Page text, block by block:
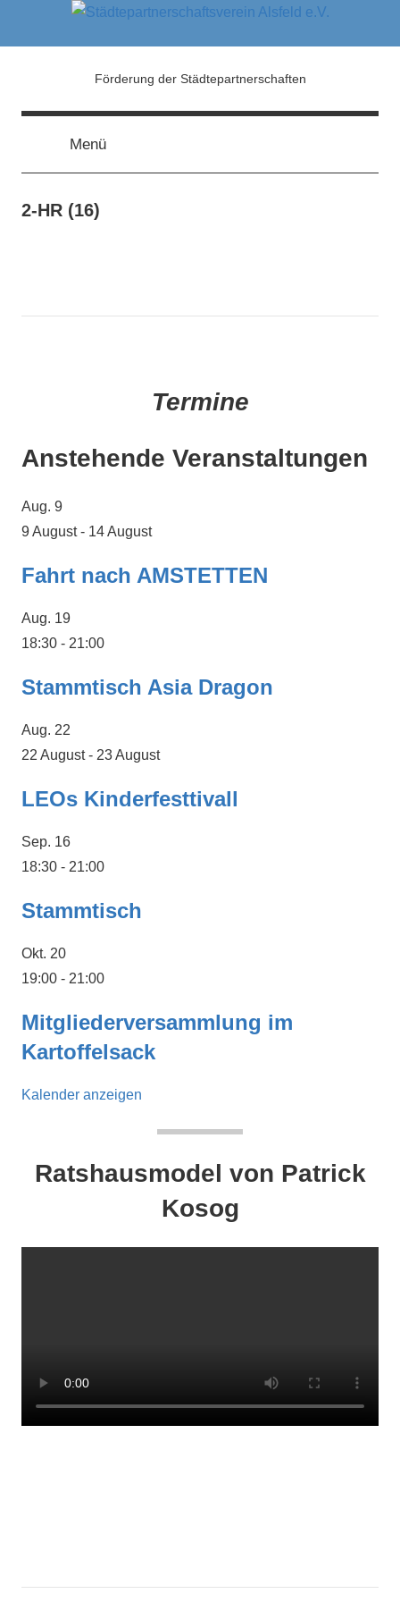
Alsfeld
e.V.
Förderung der Städtepartnerschaften
Menü
2-HR (16)
Termine
Anstehende Veranstaltungen
Aug. 9
9 August- 14 August
Fahrt nach AMSTETTEN
Aug. 19
18:30 - 21:00
Stammtisch Asia Dragon
Aug. 22
22 August- 23 August
LEOs Kinderfesttivall
Sep. 16
18:30 - 21:00
Stammtisch
Okt. 20
19:00 - 21:00
Mitgliederversammlung im
Kartoffelsack
Kalender anzeigen
Ratshausmodel von Patrick
Kosog